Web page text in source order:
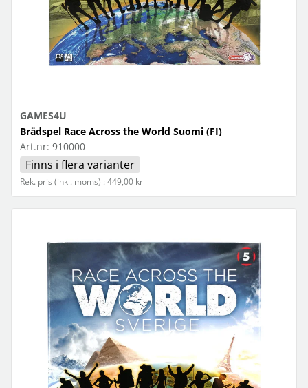
GAMES4U
Brädspel Race Across the World Suomi (FI)
Art.nr: 910000
Finns i flera varianter
Rek. pris (inkl. moms) : 449,00 kr